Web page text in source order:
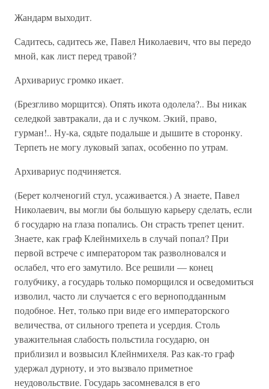
Жандарм выходит.
Садитесь, садитесь же, Павел Николаевич, что вы передо
мной, как лист перед травой?
Архивариус громко икает.
(Брезгливо морщится). Опять икота одолела?.. Вы никак
селедкой завтракали, да и с лучком. Экий, право,
гурман!.. Ну-ка, сядьте подальше и дышите в сторонку.
Терпеть не могу луковый запах, особенно по утрам.
Архивариус подчиняется.
(Берет колченогий стул, усаживается.) А знаете, Павел
Николаевич, вы могли бы большую карьеру сделать, если
б государю на глаза попались. Он страсть трепет ценит.
Знаете, как граф Клейнмихель в случай попал? При
первой встрече с императором так разволновался и
ослабел, что его замутило. Все решили — конец
голубчику, а государь только поморщился и осведомиться
изволил, часто ли случается с его верноподданным
подобное. Нет, только при виде его императорского
величества, от сильного трепета и усердия. Столь
уважительная слабость польстила государю, он
приблизил и возвысил Клейнмихеля. Раз как-то граф
удержал дурноту, и это вызвало приметное
неудовольствие. Государь засомневался в его